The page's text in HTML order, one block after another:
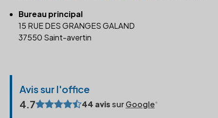
Bureau principal
15 RUE DES GRANGES GALAND
37550 Saint-avertin
Avis sur l'office
4.7
44 avissurGoogle